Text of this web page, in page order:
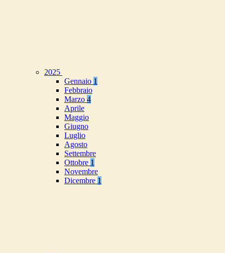
2025
Gennaio 1
Febbraio
Marzo 4
Aprile
Maggio
Giugno
Luglio
Agosto
Settembre
Ottobre 1
Novembre
Dicembre 1